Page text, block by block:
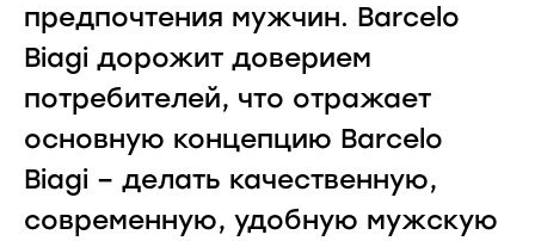
предпочтения мужчин. Barcelo
Biagi дорожит доверием
потребителей, что отражает
основную концепцию Barcelo
Biagi – делать качественную,
современную, удобную мужскую